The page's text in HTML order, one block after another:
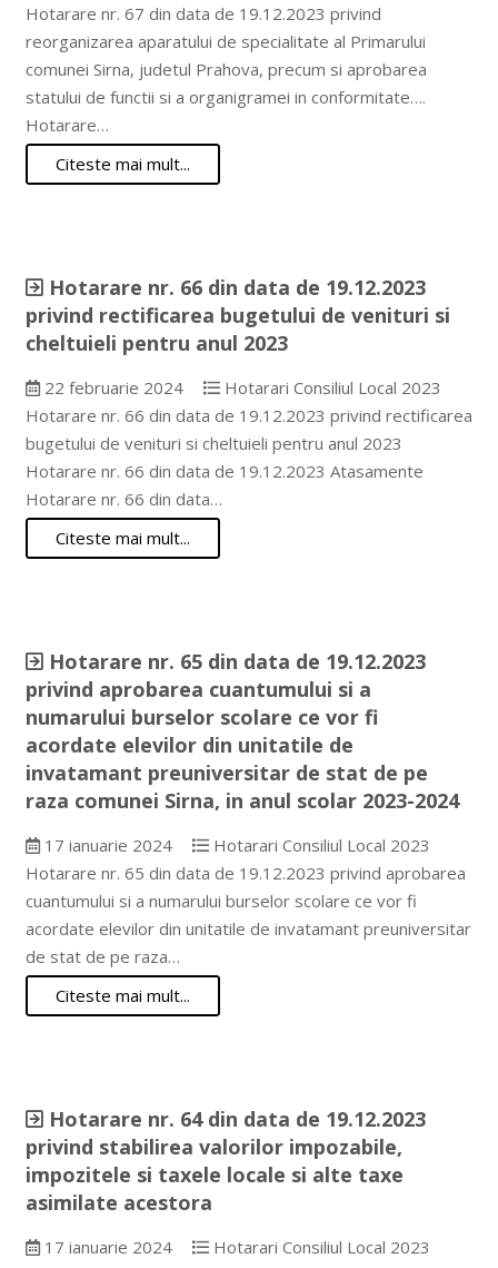
Hotarare nr. 67 din data de 19.12.2023 privind
reorganizarea aparatului de specialitate al Primarului
comunei Sirna, judetul Prahova, precum si aprobarea
statului de functii si a organigramei in conformitate….
Hotarare…
Citeste mai mult...
Hotarare nr. 66 din data de 19.12.2023
privind rectificarea bugetului de venituri si
cheltuieli pentru anul 2023
22 februarie 2024
Hotarari Consiliul Local 2023
Hotarare nr. 66 din data de 19.12.2023 privind rectificarea
bugetului de venituri si cheltuieli pentru anul 2023
Hotarare nr. 66 din data de 19.12.2023 Atasamente
Hotarare nr. 66 din data…
Citeste mai mult...
Hotarare nr. 65 din data de 19.12.2023
privind aprobarea cuantumului si a
numarului burselor scolare ce vor fi
acordate elevilor din unitatile de
invatamant preuniversitar de stat de pe
raza comunei Sirna, in anul scolar 2023-2024
17 ianuarie 2024
Hotarari Consiliul Local 2023
Hotarare nr. 65 din data de 19.12.2023 privind aprobarea
cuantumului si a numarului burselor scolare ce vor fi
acordate elevilor din unitatile de invatamant preuniversitar
de stat de pe raza…
Citeste mai mult...
Hotarare nr. 64 din data de 19.12.2023
privind stabilirea valorilor impozabile,
impozitele si taxele locale si alte taxe
asimilate acestora
17 ianuarie 2024
Hotarari Consiliul Local 2023